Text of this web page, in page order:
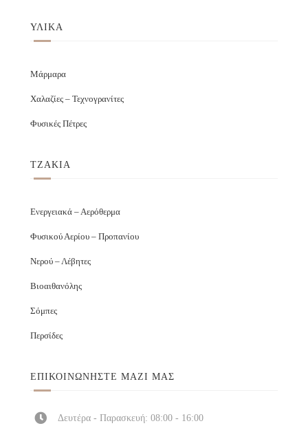
ΥΛΙΚΑ
Μάρμαρα
Χαλαζίες – Τεχνογρανίτες
Φυσικές Πέτρες
ΤΖΑΚΙΑ
Ενεργειακά – Αερόθερμα
Φυσικού Αερίου – Προπανίου
Νερού – Λέβητες
Βιοαιθανόλης
Σόμπες
Περσίδες
ΕΠΙΚΟΙΝΩΝΉΣΤΕ ΜΑΖΊ ΜΑΣ
Δευτέρα - Παρασκευή: 08:00 - 16:00